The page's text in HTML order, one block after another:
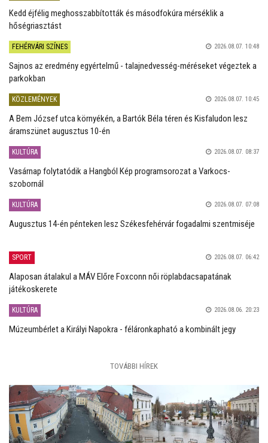
Kedd éjfélig meghosszabbították és másodfokúra mérséklik a
hőségriasztást
FEHÉRVÁRI SZÍNES 2026.08.07. 10:48
Sajnos az eredmény egyértelmű - talajnedvesség-méréseket végeztek a
parkokban
KÖZLEMÉNYEK 2026.08.07. 10:45
A Bem József utca környékén, a Bartók Béla téren és Kisfaludon lesz
áramszünet augusztus 10-én
KULTÚRA 2026.08.07. 08:37
Vasárnap folytatódik a Hangból Kép programsorozat a Varkocs-
szobornál
KULTÚRA 2026.08.07. 07:08
Augusztus 14-én pénteken lesz Székesfehérvár fogadalmi szentmiséje
SPORT 2026.08.07. 06:42
Alaposan átalakul a MÁV Előre Foxconn női röplabdacsapatának
játékoskerete
KULTÚRA 2026.08.06. 20:23
Múzeumbérlet a Királyi Napokra - féláronkapható a kombinált jegy
TOVÁBBI HÍREK